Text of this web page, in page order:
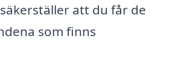
att du får de
som finns